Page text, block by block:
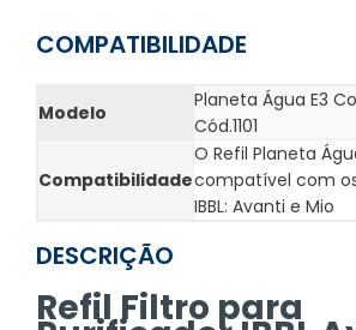
COMPATIBILIDADE
Modelo
Planeta Água E3
Cód.1101
Compatibilidade
O Refil Planeta
compatível com
IBBL: Avanti e Mio
DESCRIÇÃO
Refil Filtro para